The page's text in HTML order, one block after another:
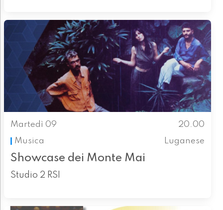
Martedì 09
20.00
Musica
Luganese
Showcase dei Monte Mai
Studio 2 RSI